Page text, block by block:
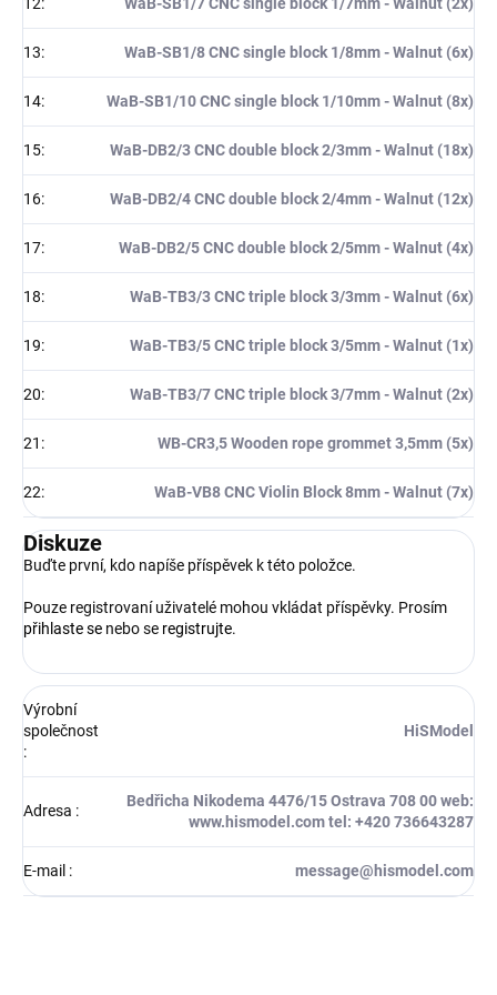
12: WaB-SB1/7 CNC single block 1/7mm - Walnut (2x)
13: WaB-SB1/8 CNC single block 1/8mm - Walnut (6x)
14: WaB-SB1/10 CNC single block 1/10mm - Walnut (8x)
15: WaB-DB2/3 CNC double block 2/3mm - Walnut (18x)
16: WaB-DB2/4 CNC double block 2/4mm - Walnut (12x)
17: WaB-DB2/5 CNC double block 2/5mm - Walnut (4x)
18: WaB-TB3/3 CNC triple block 3/3mm - Walnut (6x)
19: WaB-TB3/5 CNC triple block 3/5mm - Walnut (1x)
20: WaB-TB3/7 CNC triple block 3/7mm - Walnut (2x)
21 : WB-CR3,5 Wooden rope grommet 3,5mm (5x)
22: WaB-VB8 CNC Violin Block 8mm - Walnut (7x)
Diskuze
Buďte první, kdo napíše příspěvek k této položce.
Pouze registrovaní uživatelé mohou vkládat příspěvky. Prosím
přihlaste se nebo se registrujte.
Výrobní
společnost
:
HiSModel
Adresa :
Bedřicha Nikodema 4476/15 Ostrava 708 00 web:
www.hismodel.com tel: +420 736643287
E-mail : message@hismodel.com